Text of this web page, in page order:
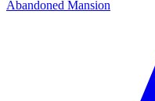
Abandoned Mansion